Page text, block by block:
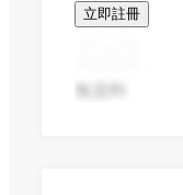
立即註冊
無資料